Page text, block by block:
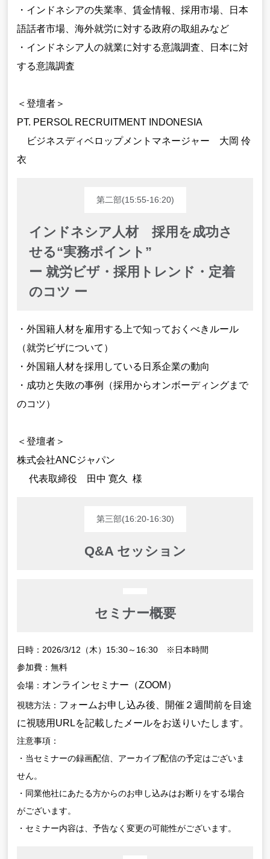
・インドネシアの失業率、賃金情報、採用市場、日本
語話者市場、海外就労に対する政府の取組みなど
・インドネシア人の就業に対する意識調査、日本に対
する意識調査
＜登壇者＞
PT. PERSOL RECRUITMENT INDONESIA
ビジネスディベロップメントマネージャー 大岡 伶
衣
第二部(15:55-16:20)
インドネシア人材 採用を成功さ
せる“実務ポイント”
ー 就労ビザ・採用トレンド・定着
のコツ ー
・外国籍人材を雇用する上で知っておくべきルール
（就労ビザについて）
・外国籍人材を採用している日系企業の動向
・成功と失敗の事例（採用からオンボーディングまで
のコツ）
＜登壇者＞
株式会社ANCジャパン
代表取締役 田中 寛久 様
第三部(16:20-16:30)
Q&A セッション
セミナー概要
日時：2026/3/12（木）15:30～16:30 ※日本時間
参加費：無料
会場： オンラインセミナー（ZOOM）
視聴方法： フォームお申し込み後、開催２週間前を目途
に視聴用URLを記載したメールをお送りいたします。
注意事項：
・当セミナーの録画配信、アーカイブ配信の予定はございま
せん。
・同業他社にあたる方からのお申し込みはお断りをする場合
がございます。
・セミナー内容は、予告なく変更の可能性がございます。